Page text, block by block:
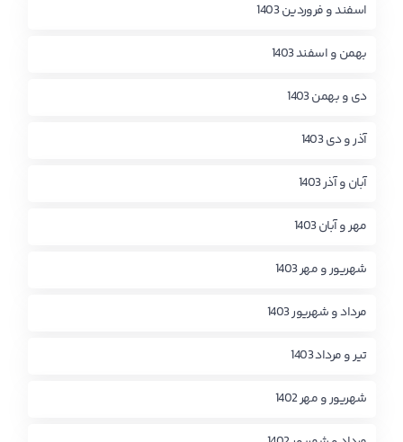
اسفند و فروردین 1403
بهمن و اسفند 1403
دی و بهمن 1403
آذر و دی 1403
آبان و آذر 1403
مهر و آبان 1403
شهریور و مهر 1403
مرداد و شهریور 1403
تیر و مرداد 1403
شهریور و مهر 1402